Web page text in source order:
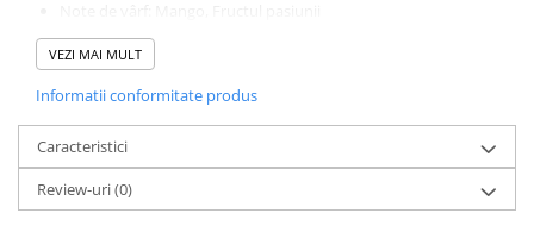
Note de mijloc: Bujor roz, Note florale
Note de bază: Mosc alb, Lemn de cedru
Aromă floral-fructată proaspătă și exotică
Ideal pentru utilizare zilnică și sezonul cald
Note feminine, luminoase și elegante
Persistență plăcută pe parcursul zilei
Flacon elegant de 100 ml
Potrivit pentru uz personal sau pentru a fi oferit cadou
VEZI MAI MULT
Informatii conformitate produs
Caracteristici
Review-uri(0)